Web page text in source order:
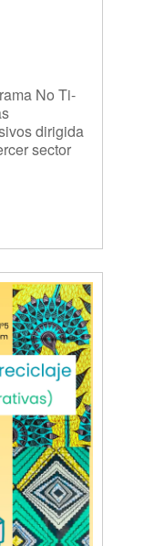
No Ti-
dirigida
sector